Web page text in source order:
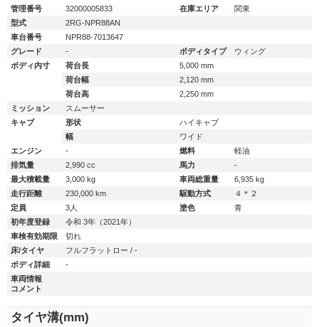
管理番号 32000005833 在庫エリア
関東
型式
2RG-NPR88AN
車台番号
NPR88-7013647
グレード
- ボディタイプ
ウィング
ボディ内寸
荷台長
5,000 mm
荷台幅
2,120 mm
荷台高
2,250 mm
ミッション
スムーサー
キャブ
形状
ハイキャブ
幅
ワイド
エンジン
- 燃料
軽油
排気量
2,990 cc 馬力
-
最大積載量
3,000 kg 車両総重量
6,935 kg
走行距離
230,000 km 駆動方式
４＊２
定員
3人 塗色
青
初年度登録
令和 3年（2021年）
車検有効期限
切れ
床/タイヤ
フルフラットロー / -
ボディ詳細
-
車両情報
コメント
タイヤ溝(mm)